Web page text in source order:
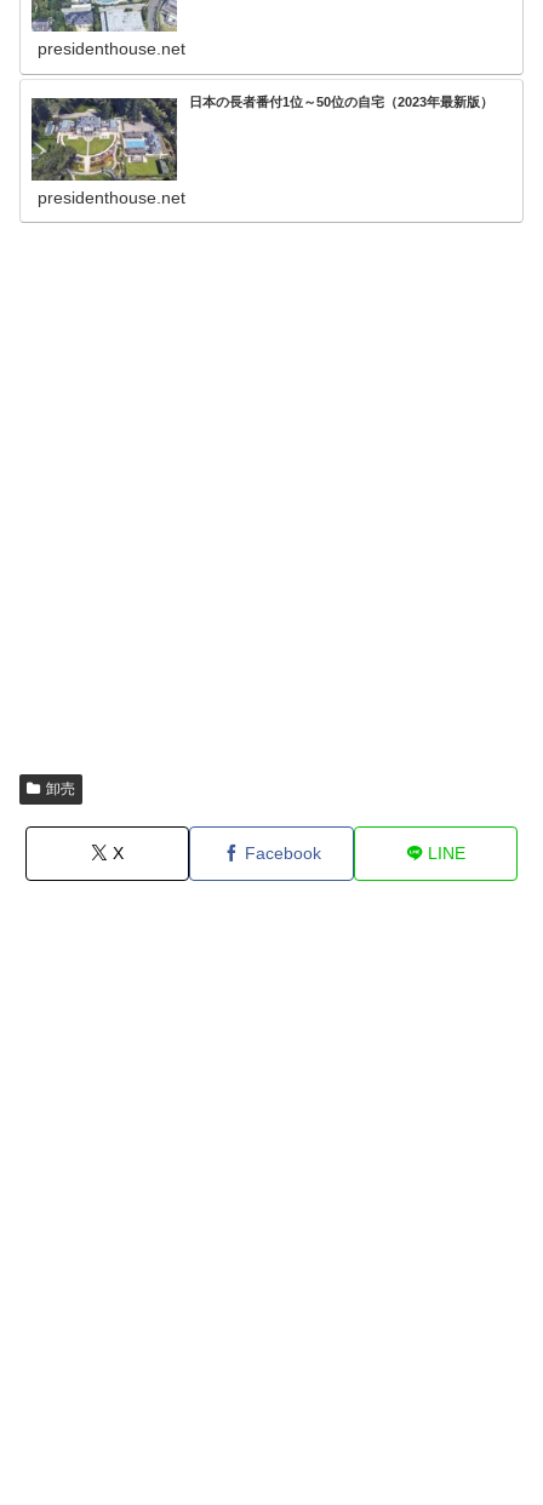
presidenthouse.net
日本の長者番付1位～50位の自宅（2023年最新版）
presidenthouse.net
卸売
X Facebook LINE